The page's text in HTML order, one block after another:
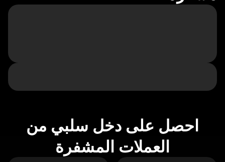
احصل على دخل سلبي من
العملات المشفرة